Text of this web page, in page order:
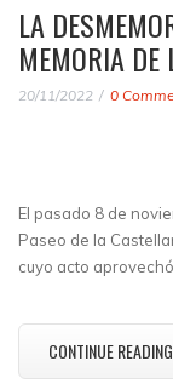
LA
MEMORIA DE
20/11/2022 0
El pasado 8 de
Paseo de la
cuyo acto
CONTINUE READING..